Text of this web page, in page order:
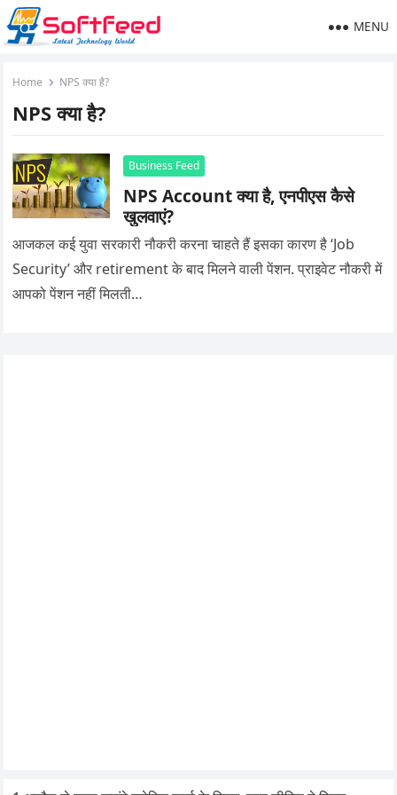
MENU
Home NPS क्या है?
NPS क्या है?
Business Feed
NPS Account क्या है, एनपीएस कैसे
खुलवाएं?
आजकल कई युवा सरकारी नौकरी करना चाहते हैं इसका कारण है ‘Job
Security’ और retirement के बाद मिलने वाली पेंशन. प्राइवेट नौकरी में
आपको पेंशन नहीं मिलती…